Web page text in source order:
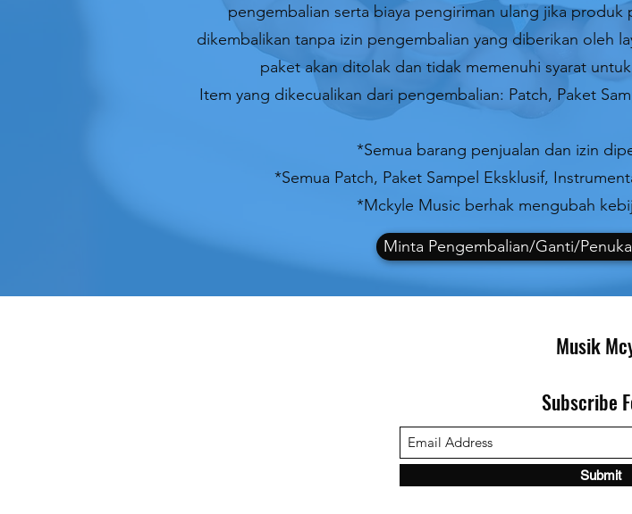
pengembalian serta biaya pengiriman ulang jika
dikembalikan tanpa izin pengembalian yang diberikan oleh
paket akan ditolak dan tidak memenuhi syarat
Item yang dikecualikan dari pengembalian: Patch, Paket
*Semua barang penjualan dan izin
*Semua Patch, Paket Sampel Eksklusif,
*Mckyle Music berhak mengubah
Minta Pengembalian/Ganti/
Musik
Subscribe
Submit